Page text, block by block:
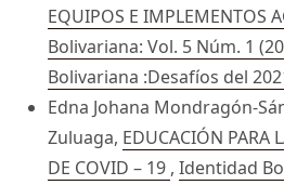
EQUIPOS E IMPLEMENTOS
Bolivariana: Vol. 5 Núm. 1
Bolivariana :Desafíos del
Edna Johana Mondragón-
Zuluaga, EDUCACIÓN PARA
DE COVID – 19 , Identidad